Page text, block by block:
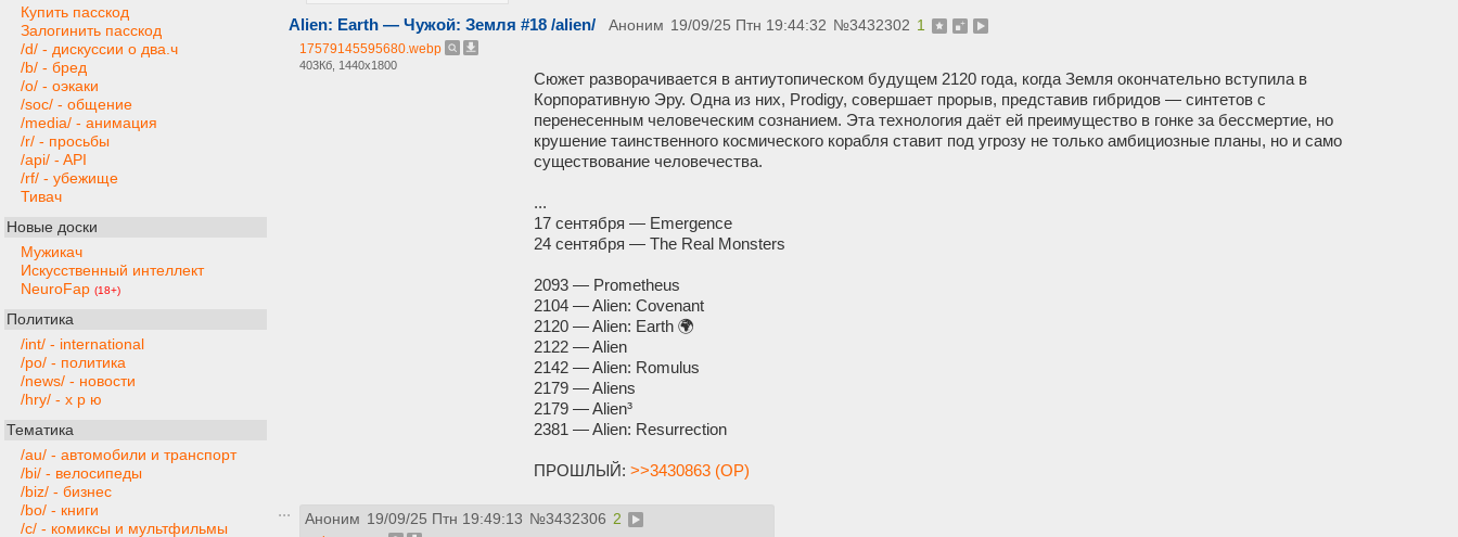
Купить пасскод
Залогинить пасскод
/d/ - дискуссии о два.ч
/b/ - бред
/o/ - оэкаки
/soc/ - общение
/media/ - анимация
/r/ - просьбы
/api/ - API
/rf/ - убежище
Тивач
Новые доски
Мужикач
Искусственный интеллект
NeuroFap (18+)
Политика
/int/ - international
/po/ - политика
/news/ - новости
/hry/ - х р ю
Тематика
/au/ - автомобили и транспорт
/bi/ - велосипеды
/biz/ - бизнес
/bo/ - книги
/c/ - комиксы и мультфильмы
Alien: Earth — Чужой: Земля #18 /alien/ Аноним 19/09/25 Птн 19:44:32 №3432302 1
17579145595680.webp
403Кб, 1440x1800
Сюжет разворачивается в антиутопическом будущем 2120 года, когда Земля окончательно вступила в
Корпоративную Эру. Одна из них, Prodigy, совершает прорыв, представив гибридов — синтетов с
перенесенным человеческим сознанием. Эта технология даёт ей преимущество в гонке за бессмертие, но
крушение таинственного космического корабля ставит под угрозу не только амбициозные планы, но и само
существование человечества.
...
17 сентября — Emergence
24 сентября — The Real Monsters
2093 — Prometheus
2104 — Alien: Covenant
2120 — Alien: Earth 🌍
2122 — Alien
2142 — Alien: Romulus
2179 — Aliens
2179 — Alien³
2381 — Alien: Resurrection
ПРОШЛЫЙ: >>3430863 (OP)
Аноним 19/09/25 Птн 19:49:13 №3432306 2